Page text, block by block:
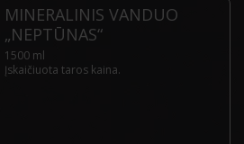
MINERALINIS VANDUO
„NEPTŪNAS“
1500 ml
Įskaičiuota taros kaina.